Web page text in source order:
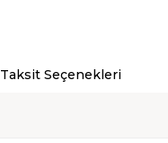
Taksit Seçenekleri